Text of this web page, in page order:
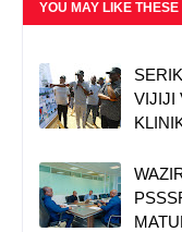
YOU MAY LIKE THESE
VIJIJI